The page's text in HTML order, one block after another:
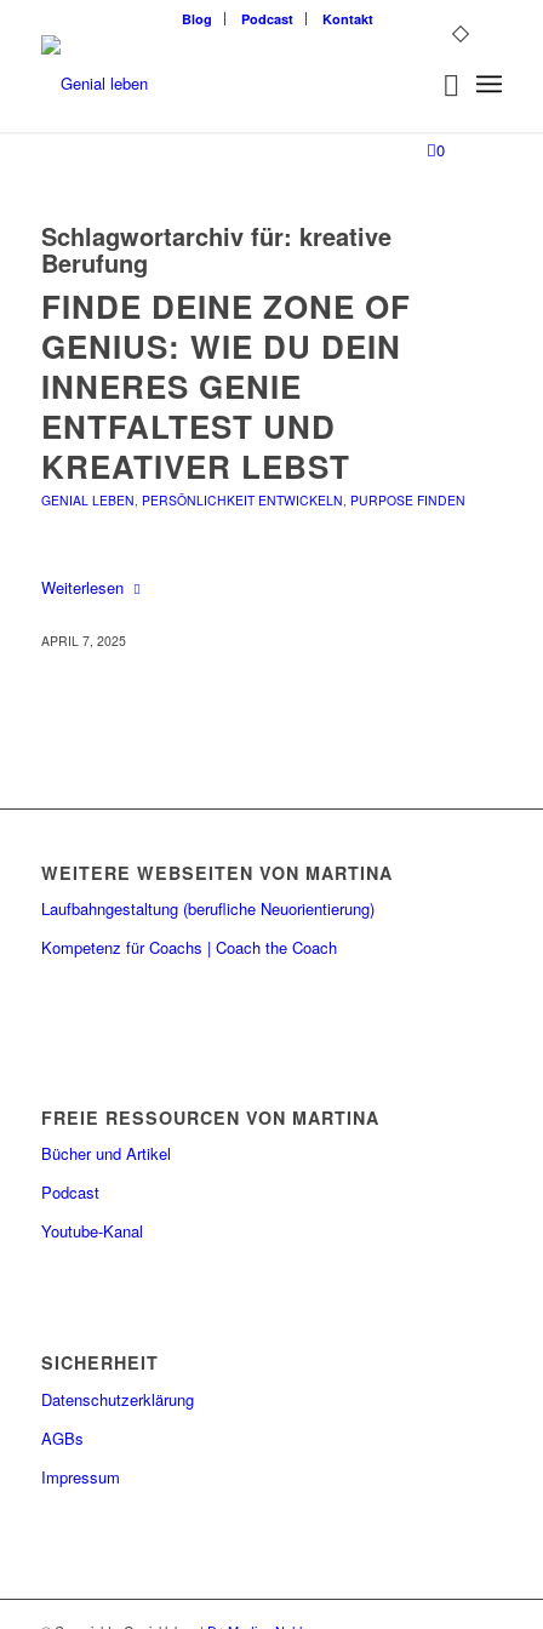
Blog Podcast Kontakt
0
Schlagwortarchiv für: kreative
Berufung
FINDE DEINE ZONE OF
GENIUS: WIE DU DEIN
INNERES GENIE
ENTFALTEST UND
KREATIVER LEBST
GENIAL LEBEN, PERSÖNLICHKEIT ENTWICKELN, PURPOSE FINDEN
Weiterlesen
APRIL 7, 2025
WEITERE WEBSEITEN VON MARTINA
Laufbahngestaltung (berufliche Neuorientierung)
Kompetenz für Coachs | Coach the Coach
FREIE RESSOURCEN VON MARTINA
Bücher und Artikel
Podcast
Youtube-Kanal
SICHERHEIT
Datenschutzerklärung
AGBs
Impressum